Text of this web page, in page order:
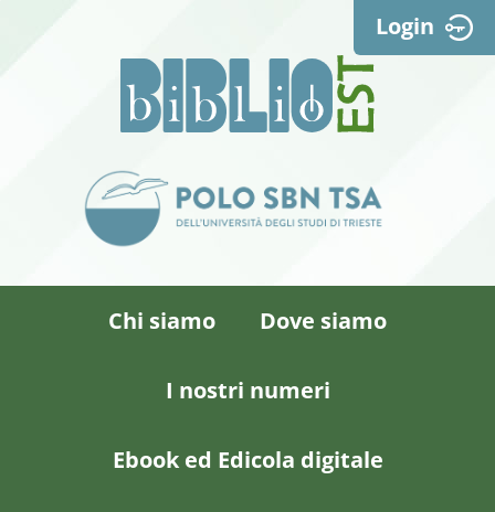
Login
Chi siamo Dove siamo
I nostri numeri
Ebook ed Edicola digitale